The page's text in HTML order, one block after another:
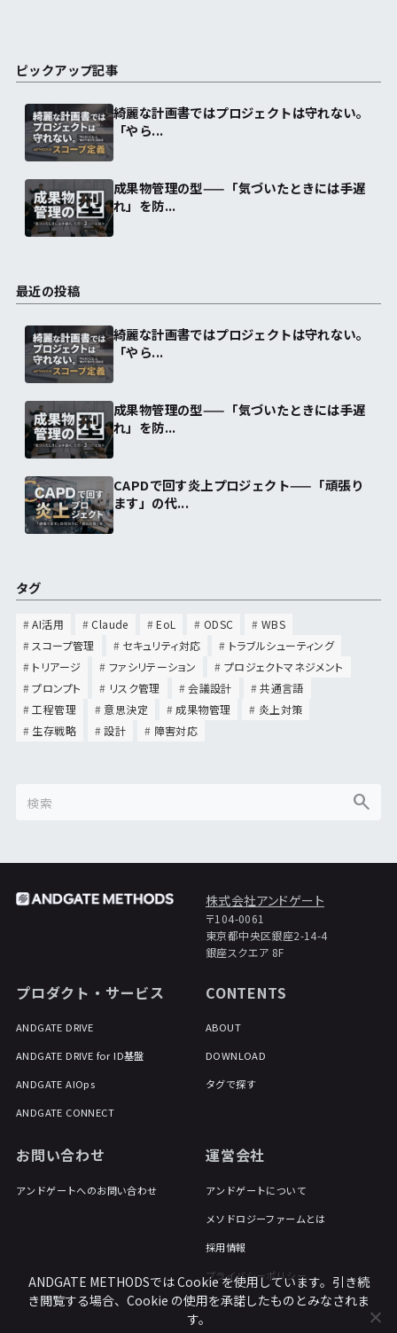
ピックアップ記事
綺麗な計画書ではプロジェクトは守れない。
「やら...
成果物管理の型——「気づいたときには手遅
れ」を防...
最近の投稿
綺麗な計画書ではプロジェクトは守れない。
「やら...
成果物管理の型——「気づいたときには手遅
れ」を防...
CAPDで回す炎上プロジェクト——「頑張り
ます」の代...
タグ
AI活用 Claude EoL ODSC
WBS
スコープ管理
セキュリティ対応
トラブルシューティング
トリアージ
ファシリテーション
プロジェクトマネジメント
プロンプト
リスク管理 会議設計
共通言語
工程管理
意思決定 成果物管理
炎上対策
生存戦略
設計 障害対応
株式会社アンドゲート
〒104-0061
東京都中央区銀座2-14-4
銀座スクエア 8F
プロダクト・サービス
ANDGATE DRIVE
ANDGATE DRIVE for ID基盤
ANDGATE AIOps
ANDGATE CONNECT
CONTENTS
ABOUT
DOWNLOAD
タグで探す
お問い合わせ
アンドゲートへのお問い合わせ
運営会社
アンドゲートについて
メソドロジーファームとは
採用情報
プライバシーポリシー
ANDGATE METHODSでは Cookie を使用しています。引き続
き閲覧する場合、Cookie の使用を承諾したものとみなされま
す。